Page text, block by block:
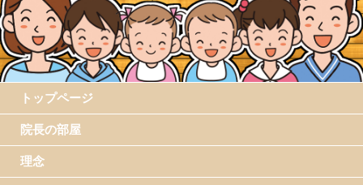
トップページ
院長の部屋
理念